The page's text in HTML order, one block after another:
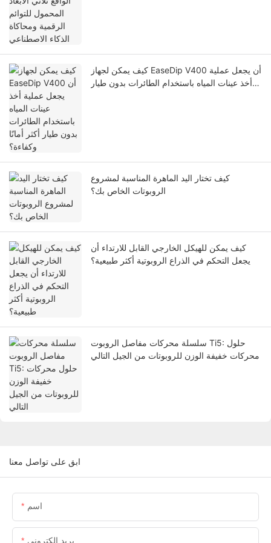
كيف يمكن لجهاز EaseDip V400 أن يجعل عملية
أخذ عينات المياه باستخدام الطائرات بدون طيار
كيف تختار اليد الماهرة المناسبة لمشروع
الروبوتات الخاص بك؟
كيف يمكن للهيكل الخارجي القابل للارتداء أن
يجعل التحكم في الذراع الروبوتية أكثر طبيعية؟
سلسلة محركات مفاصل الروبوت Ti5: حلول
محركات خفيفة الوزن للروبوتات من الجيل التالي
ابق على تواصل معنا
اسم
بريد إلكتروني